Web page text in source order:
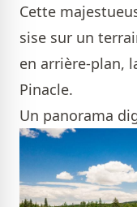
Cette
sise sur un
en arrière-plan,
Pinacle.
Un panorama